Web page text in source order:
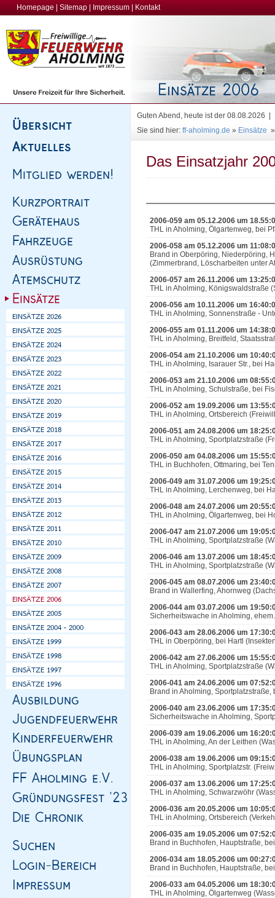
Homepage Sitemap Impressum Kontakt
Guten Abend, heute ist der 08.08.2026 |
Sie sind hier: ff-aholming.de » Einsätze
Das Einsatzjahr
2006-059 am 05.12.2006 um
THL in Aholming, Ölgartenweg, bei
2006-058 am 05.12.2006 um
Brand in Oberpöring, Niederpöring,
(Zimmerbrand, Löscharbeiten unter
2006-057 am 26.11.2006 um
THL in Aholming, Königswaldstraße
2006-056 am 10.11.2006 um
THL in Aholming, Sonnenstraße -
2006-055 am 01.11.2006 um
THL in Aholming, Breitfeld,
2006-054 am 21.10.2006 um
THL in Aholming, Isarauer Str., bei
2006-053 am 21.10.2006 um
THL in Aholming, Schulstraße, bei
2006-052 am 19.09.2006 um
THL in Aholming, Ortsbereich
2006-051 am 24.08.2006 um
THL in Aholming, Sportplatzstraße
2006-050 am 04.08.2006 um
THL in Buchhofen, Ottmaring, bei
2006-049 am 31.07.2006 um
THL in Aholming, Lerchenweg, bei
2006-048 am 24.07.2006 um
THL in Aholming, Ölgartenweg, bei
2006-047 am 21.07.2006 um
THL in Aholming, Sportplatzstraße
2006-046 am 13.07.2006 um
THL in Aholming, Sportplatzstraße
2006-045 am 08.07.2006 um
Brand in Wallerfing, Ahornweg
2006-044 am 03.07.2006 um
Sicherheitswache in Aholming,
2006-043 am 28.06.2006 um
THL in Oberpöring, bei Hartl
2006-042 am 27.06.2006 um
THL in Aholming, Sportplatzstraße
2006-041 am 24.06.2006 um
Brand in Aholming, Sportplatzstraße,
2006-040 am 23.06.2006 um
Sicherheitswache in Aholming,
2006-039 am 19.06.2006 um
THL in Aholming, An der Leithen
2006-038 am 19.06.2006 um
THL in Aholming, Sportplatzstr.
2006-037 am 13.06.2006 um
THL in Aholming, Schwarzwöhr
2006-036 am 20.05.2006 um
THL in Aholming, Ortsbereich
2006-035 am 19.05.2006 um
Brand in Buchhofen, Hauptstraße,
2006-034 am 18.05.2006 um
Brand in Buchhofen, Hauptstraße,
2006-033 am 04.05.2006 um
THL in Aholming, Ölgartenweg